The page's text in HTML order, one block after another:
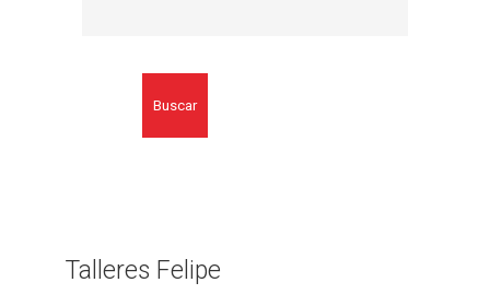
Buscar
Talleres Felipe